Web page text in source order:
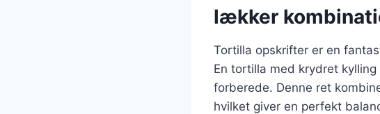
lækker
Tortilla opskrifter er en
En tortilla med krydret
forberede. Denne ret
hvilket giver en perfekt